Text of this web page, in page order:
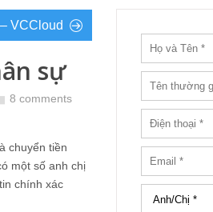
VCCloud
sự
8 comments
chuyển tiền
một số anh chị
chính xác